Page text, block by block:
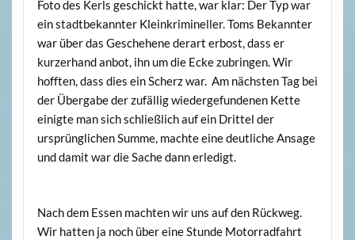
Foto des Kerls geschickt hatte, war klar: Der Typ war
ein stadtbekannter Kleinkrimineller. Toms Bekannter
war über das Geschehene derart erbost, dass er
kurzerhand anbot, ihn um die Ecke zubringen. Wir
hofften, dass dies ein Scherz war. Am nächsten Tag bei
der Übergabe der zufällig wiedergefundenen Kette
einigte man sich schließlich auf ein Drittel der
ursprünglichen Summe, machte eine deutliche Ansage
und damit war die Sache dann erledigt.
Nach dem Essen machten wir uns auf den Rückweg.
Wir hatten ja noch über eine Stunde Motorradfahrt